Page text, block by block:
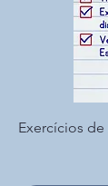
Exercícios